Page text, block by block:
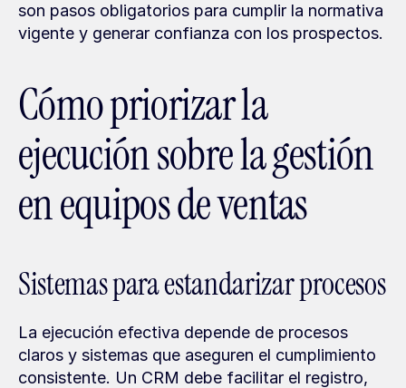
son pasos obligatorios para cumplir la normativa
vigente y generar confianza con los prospectos.
Cómo priorizar la
ejecución sobre la gestión
en equipos de ventas
Sistemas para estandarizar procesos
La ejecución efectiva depende de procesos
claros y sistemas que aseguren el cumplimiento
consistente. Un CRM debe facilitar el registro,